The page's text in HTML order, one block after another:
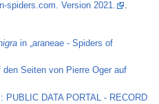
spiders.com. Version 2021.
.
in „araneae - Spiders of
den Seiten von Pierre Oger auf
DATA PORTAL - RECORD